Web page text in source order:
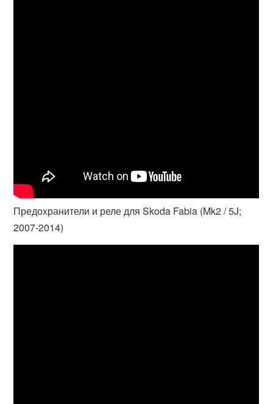
Предохранители и реле для Skoda Fabia (Mk2 / 5J;
2007-2014)